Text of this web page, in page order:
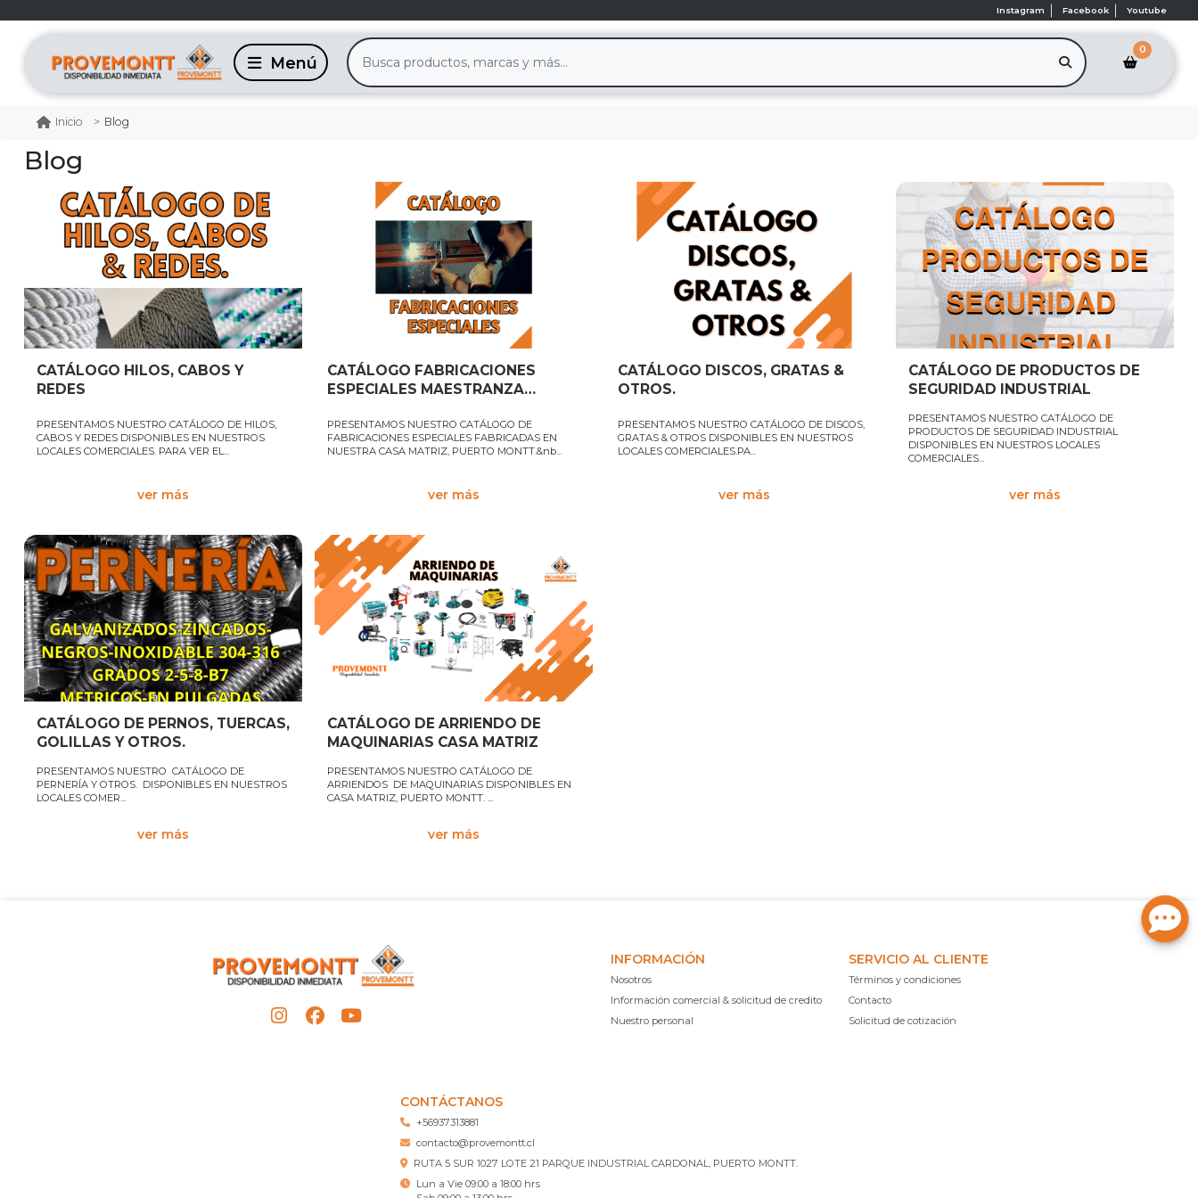
Instagram Facebook Youtube
0
Inicio Blog
Blog
CATÁLOGO HILOS, CABOS Y
REDES
PRESENTAMOS NUESTRO CATÁLOGO DE HILOS,
CABOS Y REDES DISPONIBLES EN NUESTROS
LOCALES COMERCIALES. PARA VER EL...
ver más
CATÁLOGO FABRICACIONES
ESPECIALES MAESTRANZA
PRESENTAMOS NUESTRO CATÁLOGO DE
FABRICACIONES ESPECIALES FABRICADAS EN
NUESTRA CASA MATRIZ, PUERTO MONTT.&nb...
ver más
CATÁLOGO DISCOS, GRATAS &
OTROS.
PRESENTAMOS NUESTRO CATÁLOGO DE DISCOS,
GRATAS & OTROS DISPONIBLES EN NUESTROS
LOCALES COMERCIALES.PA...
ver más
CATÁLOGO DE PRODUCTOS DE
SEGURIDAD INDUSTRIAL
PRESENTAMOS NUESTRO CATÁLOGO DE
PRODUCTOS DE SEGURIDAD INDUSTRIAL
DISPONIBLES EN NUESTROS LOCALES
COMERCIALES...
ver más
CATÁLOGO DE PERNOS, TUERCAS,
GOLILLAS Y OTROS.
PRESENTAMOS NUESTRO CATÁLOGO DE
PERNERÍA Y OTROS. DISPONIBLES EN NUESTROS
LOCALES COMER...
ver más
CATÁLOGO DE ARRIENDO DE
MAQUINARIAS CASA MATRIZ
PRESENTAMOS NUESTRO CATÁLOGO DE
ARRIENDOS DE MAQUINARIAS DISPONIBLES EN
CASA MATRIZ, PUERTO MONTT. ...
ver más
INFORMACIÓN
Nosotros
Información comercial & solicitud de credito
Nuestro personal
SERVICIO AL CLIENTE
Términos y condiciones
Contacto
Solicitud de cotización
CONTÁCTANOS
+56937313881
contacto@provemontt.cl
RUTA 5 SUR 1027 LOTE 21 PARQUE INDUSTRIAL CARDONAL, PUERTO MONTT.
Lun a Vie 09:00 a 18:00 hrs